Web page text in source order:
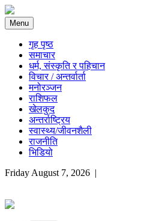
Menu
गृह पृष्ठ
समाचार
धर्म, संस्कृति र पहिचान
विचार / अन्तर्वार्ता
मनोरञ्जन
राशिफल
खेलकुद
अन्तर्राष्ट्रिय
स्वास्थ्य/जीवनशैली
राजनीति
भिडियो
Friday August 7, 2026 |